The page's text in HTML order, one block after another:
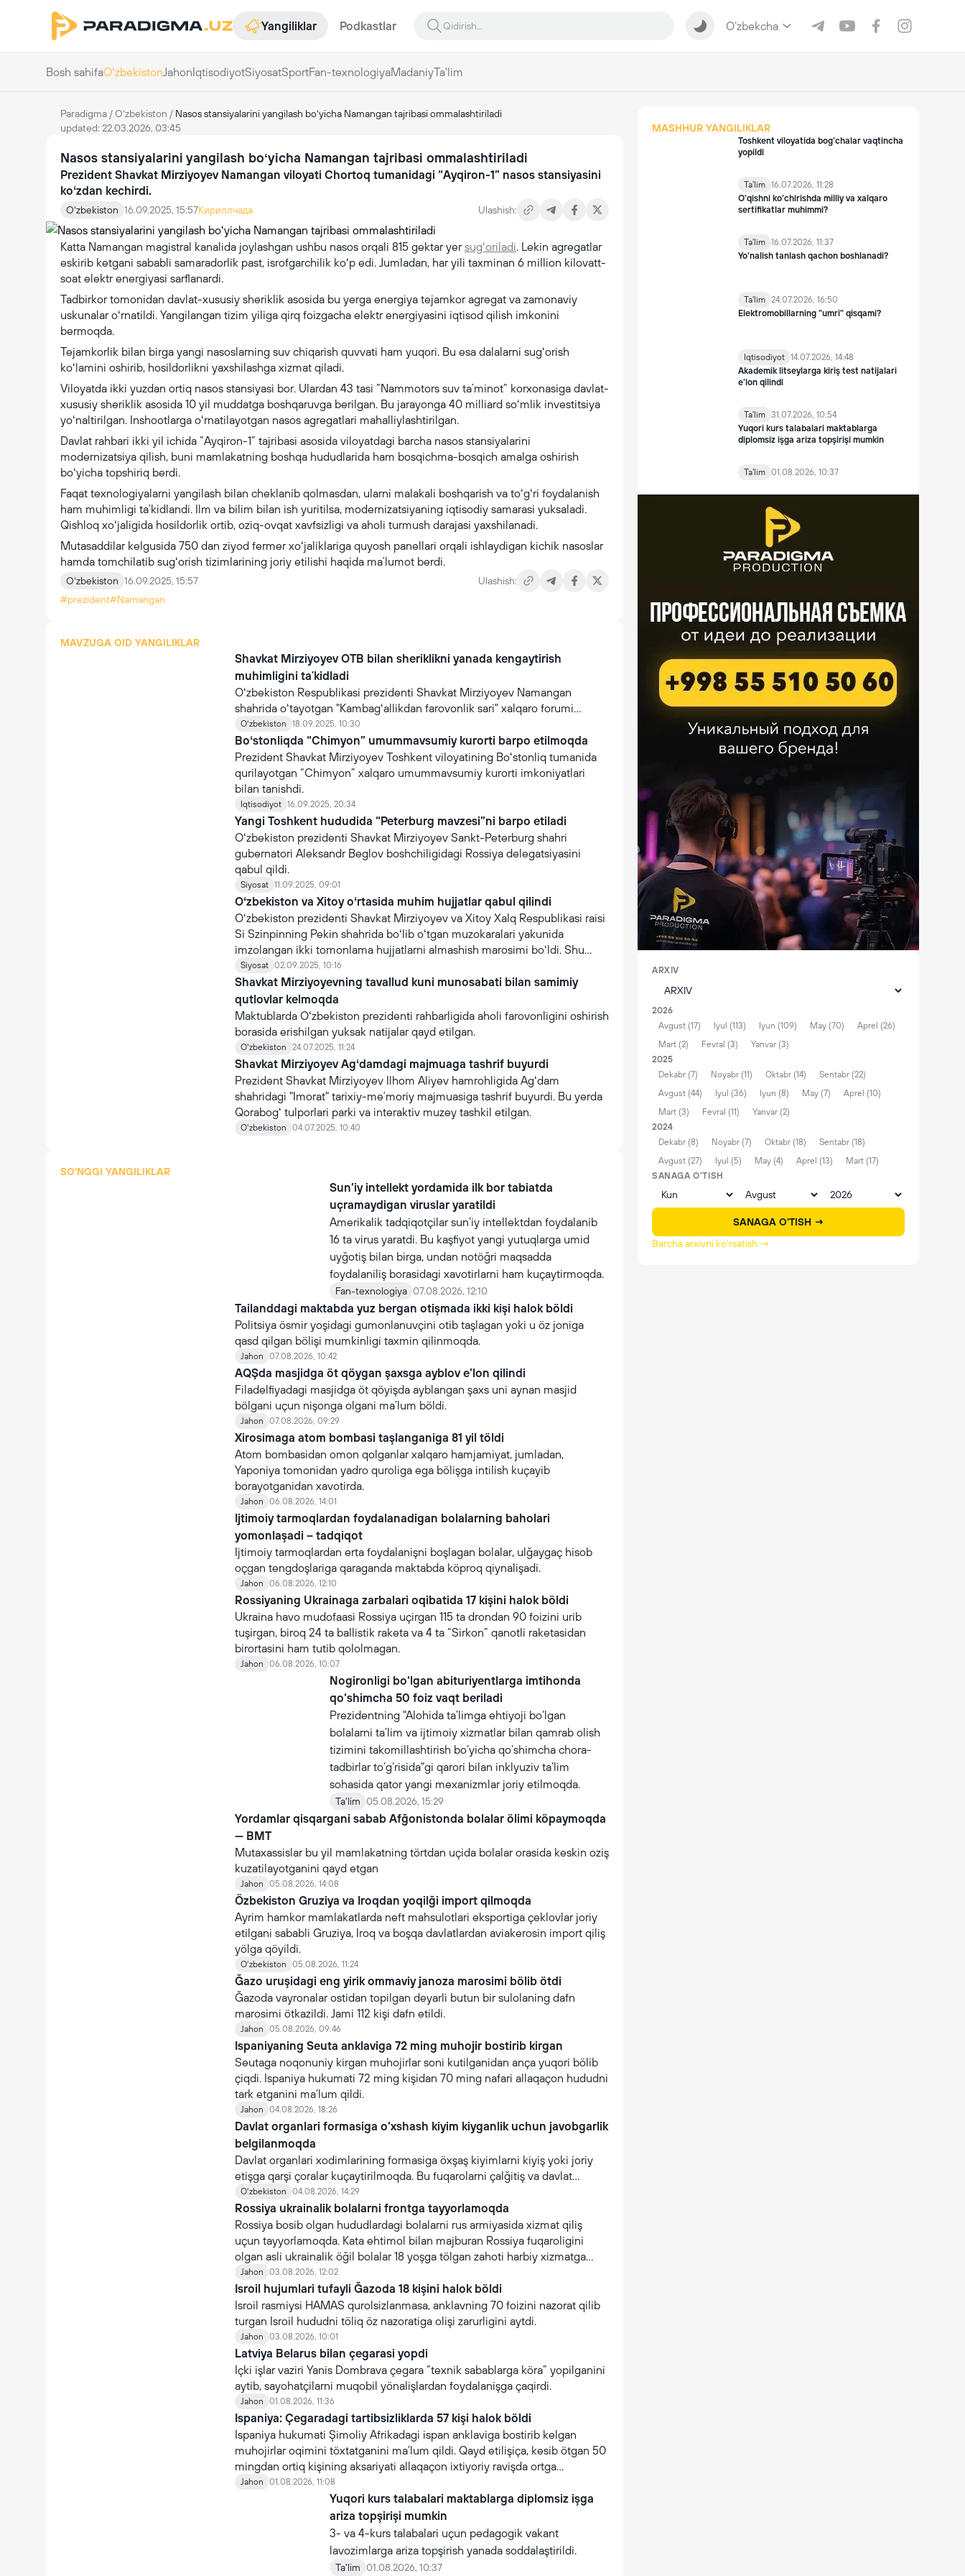
Yangiliklar Podkastlar O‘zbekcha
Bosh sahifaOʻzbekistonJahonIqtisodiyotSiyosatSportFan-texnologiyaMadaniyTa'lim
Paradigma /Oʻzbekiston / Nasos stansiyalarini yangilash boʻyicha Namangan tajribasi ommalashtiriladi
updated: 22.03.2026, 03:45
Nasos stansiyalarini yangilash boʻyicha Namangan tajribasi ommalashtiriladi
Prezident Shavkat Mirziyoyev Namangan viloyati Chortoq tumanidagi “Ayqiron-1” nasos stansiyasini
koʻzdan kechirdi.
Oʻzbekiston 16.09.2025, 15:57Кириллчада Ulashish:
Katta Namangan magistral kanalida joylashgan ushbu nasos orqali 815 gektar yersugʻoriladi. Lekin agregatlar
eskirib ketgani sababli samaradorlik past, isrofgarchilik koʻp edi. Jumladan, har yili taxminan 6 million kilovatt-
soat elektr energiyasi sarflanardi.
Tadbirkor tomonidan davlat-xususiy sheriklik asosida bu yerga energiya tejamkor agregat va zamonaviy
uskunalar oʻrnatildi. Yangilangan tizim yiliga qirq foizgacha elektr energiyasini iqtisod qilish imkonini
bermoqda.
Tejamkorlik bilan birga yangi nasoslarning suv chiqarish quvvati ham yuqori. Bu esa dalalarni sugʻorish
koʻlamini oshirib, hosildorlikni yaxshilashga xizmat qiladi.
Viloyatda ikki yuzdan ortiq nasos stansiyasi bor. Ulardan 43 tasi “Nammotors suv taʼminot” korxonasiga davlat-
xususiy sheriklik asosida 10 yil muddatga boshqaruvga berilgan. Bu jarayonga 40 milliard soʻmlik investitsiya
yoʻnaltirilgan. Inshootlarga oʻrnatilayotgan nasos agregatlari mahalliylashtirilgan.
Davlat rahbari ikki yil ichida “Ayqiron-1” tajribasi asosida viloyatdagi barcha nasos stansiyalarini
modernizatsiya qilish, buni mamlakatning boshqa hududlarida ham bosqichma-bosqich amalga oshirish
boʻyicha topshiriq berdi.
Faqat texnologiyalarni yangilash bilan cheklanib qolmasdan, ularni malakali boshqarish va toʻgʻri foydalanish
ham muhimligi taʼkidlandi. Ilm va bilim bilan ish yuritilsa, modernizatsiyaning iqtisodiy samarasi yuksaladi.
Qishloq xoʻjaligida hosildorlik ortib, oziq-ovqat xavfsizligi va aholi turmush darajasi yaxshilanadi.
Mutasaddilar kelgusida 750 dan ziyod fermer xoʻjaliklariga quyosh panellari orqali ishlaydigan kichik nasoslar
hamda tomchilatib sugʻorish tizimlarining joriy etilishi haqida maʼlumot berdi.
Oʻzbekiston 16.09.2025, 15:57
Ulashish:
#prezident#Namangan
MAVZUGA OID YANGILIKLAR
Shavkat Mirziyoyev OTB bilan sheriklikni yanada kengaytirish
muhimligini taʼkidladi
Oʻzbekiston Respublikasi prezidenti Shavkat Mirziyoyev Namangan
shahrida oʻtayotgan "Kambagʻallikdan farovonlik sari" xalqaro forumi
doirasida Osiyo taraqqiyot banki vitse-prezidenti Inmin Yangni qabul qildi.
Oʻzbekiston 18.09.2025, 10:30
Boʻstonliqda “Chimyon” umummavsumiy kurorti barpo etilmoqda
Prezident Shavkat Mirziyoyev Toshkent viloyatining Boʻstonliq tumanida
qurilayotgan “Chimyon” xalqaro umummavsumiy kurorti imkoniyatlari
bilan tanishdi.
Iqtisodiyot 16.09.2025, 20:34
Yangi Toshkent hududida “Peterburg mavzesi”ni barpo etiladi
Oʻzbekiston prezidenti Shavkat Mirziyoyev Sankt-Peterburg shahri
gubernatori Aleksandr Beglov boshchiligidagi Rossiya delegatsiyasini
qabul qildi.
Siyosat 11.09.2025, 09:01
Oʻzbekiston va Xitoy oʻrtasida muhim hujjatlar qabul qilindi
Oʻzbekiston prezidenti Shavkat Mirziyoyev va Xitoy Xalq Respublikasi raisi
Si Szinpinning Pekin shahrida boʻlib oʻtgan muzokaralari yakunida
imzolangan ikki tomonlama hujjatlarni almashish marosimi boʻldi. Shu
jumladan:
Siyosat 02.09.2025, 10:16
Shavkat Mirziyoyevning tavallud kuni munosabati bilan samimiy
qutlovlar kelmoqda
Maktublarda Oʻzbekiston prezidenti rahbarligida aholi farovonligini oshirish
borasida erishilgan yuksak natijalar qayd etilgan.
Oʻzbekiston 24.07.2025, 11:24
Shavkat Mirziyoyev Agʻdamdagi majmuaga tashrif buyurdi
Prezident Shavkat Mirziyoyev Ilhom Aliyev hamrohligida Agʻdam
shahridagi "Imorat" tarixiy-meʼmoriy majmuasiga tashrif buyurdi. Bu yerda
Qorabogʻ tulporlari parki va interaktiv muzey tashkil etilgan.
Oʻzbekiston 04.07.2025, 10:40
SO'NGGI YANGILIKLAR
Sun’iy intellekt yordamida ilk bor tabiatda
uçramaydigan viruslar yaratildi
Amerikalik tadqiqotçilar sun’iy intellektdan foydalanib
16 ta virus yaratdi. Bu kaşfiyot yangi yutuqlarga umid
uyğotiş bilan birga, undan notöğri maqsadda
foydalaniliş borasidagi xavotirlarni ham kuçaytirmoqda.
Fan-texnologiya 07.08.2026, 12:10
Tailanddagi maktabda yuz bergan otişmada ikki kişi halok böldi
Politsiya ösmir yoşidagi gumonlanuvçini otib taşlagan yoki u öz joniga
qasd qilgan bölişi mumkinligi taxmin qilinmoqda.
Jahon 07.08.2026, 10:42
AQŞda masjidga öt qöygan şaxsga ayblov e’lon qilindi
Filadelfiyadagi masjidga öt qöyişda ayblangan şaxs uni aynan masjid
bölgani uçun nişonga olgani ma’lum böldi.
Jahon 07.08.2026, 09:29
Xirosimaga atom bombasi taşlanganiga 81 yil töldi
Atom bombasidan omon qolganlar xalqaro hamjamiyat, jumladan,
Yaponiya tomonidan yadro quroliga ega bölişga intilish kuçayib
borayotganidan xavotirda.
Jahon 06.08.2026, 14:01
Ijtimoiy tarmoqlardan foydalanadigan bolalarning baholari
yomonlaşadi – tadqiqot
Ijtimoiy tarmoqlardan erta foydalanişni boşlagan bolalar, ulğaygaç hisob
oçgan tengdoşlariga qaraganda maktabda köproq qiynalişadi.
Jahon 06.08.2026, 12:10
Rossiyaning Ukrainaga zarbalari oqibatida 17 kişini halok böldi
Ukraina havo mudofaasi Rossiya uçirgan 115 ta drondan 90 foizini urib
tuşirgan, biroq 24 ta ballistik raketa va 4 ta “Sirkon” qanotli raketasidan
birortasini ham tutib qololmagan.
Jahon 06.08.2026, 10:07
Nogironligi bo‘lgan abituriyentlarga imtihonda
qo‘shimcha 50 foiz vaqt beriladi
Prezidentning "Alohida ta’limga ehtiyoji bo‘lgan
bolalarni ta’lim va ijtimoiy xizmatlar bilan qamrab olish
tizimini takomillashtirish bo‘yicha qo‘shimcha chora-
tadbirlar to‘g‘risida"gi qarori bilan inklyuziv ta’lim
sohasida qator yangi mexanizmlar joriy etilmoqda.
Ta'lim 05.08.2026, 15:29
Yordamlar qisqargani sabab Afğonistonda bolalar ölimi köpaymoqda
— BMT
Mutaxassislar bu yil mamlakatning törtdan uçida bolalar orasida keskin oziş
kuzatilayotganini qayd etgan
Jahon 05.08.2026, 14:08
Özbekiston Gruziya va Iroqdan yoqilği import qilmoqda
Ayrim hamkor mamlakatlarda neft mahsulotlari eksportiga çeklovlar joriy
etilgani sababli Gruziya, Iroq va boşqa davlatlardan aviakerosin import qiliş
yölga qöyildi.
Oʻzbekiston 05.08.2026, 11:24
Ğazo uruşidagi eng yirik ommaviy janoza marosimi bölib ötdi
Ğazoda vayronalar ostidan topilgan deyarli butun bir sulolaning dafn
marosimi ötkazildi. Jami 112 kişi dafn etildi.
Jahon 05.08.2026, 09:46
Ispaniyaning Seuta anklaviga 72 ming muhojir bostirib kirgan
Seutaga noqonuniy kirgan muhojirlar soni kutilganidan ança yuqori bölib
çiqdi. Ispaniya hukumati 72 ming kişidan 70 ming nafari allaqaçon hududni
tark etganini ma’lum qildi.
Jahon 04.08.2026, 18:26
Davlat organlari formasiga o‘xshash kiyim kiyganlik uchun javobgarlik
belgilanmoqda
Davlat organlari xodimlarining formasiga öxşaş kiyimlarni kiyiş yoki joriy
etişga qarşi çoralar kuçaytirilmoqda. Bu fuqarolarni çalğitiş va davlat
organlari nomidan işonçning suiiste’mol qilinişini oldini olişga qaratilgan.
Oʻzbekiston 04.08.2026, 14:29
Rossiya ukrainalik bolalarni frontga tayyorlamoqda
Rossiya bosib olgan hududlardagi bolalarni rus armiyasida xizmat qiliş
uçun tayyorlamoqda. Kata ehtimol bilan majburan Rossiya fuqaroligini
olgan asli ukrainalik öğil bolalar 18 yoşga tölgan zahoti harbiy xizmatga
çaqiriladi.
Jahon 03.08.2026, 12:02
Isroil hujumlari tufayli Ğazoda 18 kişini halok böldi
Isroil rasmiysi HAMAS qurolsizlanmasa, anklavning 70 foizini nazorat qilib
turgan Isroil hududni töliq öz nazoratiga olişi zarurligini aytdi.
Jahon 03.08.2026, 10:01
Latviya Belarus bilan çegarasi yopdi
Içki işlar vaziri Yanis Dombrava çegara “texnik sabablarga köra” yopilganini
aytib, sayohatçilarni muqobil yönalişlardan foydalanişga çaqirdi.
Jahon 01.08.2026, 11:36
Ispaniya: Çegaradagi tartibsizliklarda 57 kişi halok böldi
Ispaniya hukumati Şimoliy Afrikadagi ispan anklaviga bostirib kelgan
muhojirlar oqimini töxtatganini ma’lum qildi. Qayd etilişiça, kesib ötgan 50
mingdan ortiq kişining aksariyati allaqaçon ixtiyoriy ravişda ortga
qaytmoqda.
Jahon 01.08.2026, 11:08
Yuqori kurs talabalari maktablarga diplomsiz işga
ariza topşirişi mumkin
3- va 4-kurs talabalari uçun pedagogik vakant
lavozimlarga ariza topşirish yanada soddalaştirildi.
Ta'lim 01.08.2026, 10:37
MASHHUR YANGILIKLAR
Toshkent viloyatida bog‘chalar vaqtincha
yopildi
Ta'lim 16.07.2026, 11:28
O‘qishni ko‘chirishda milliy va xalqaro
sertifikatlar muhimmi?
Ta'lim 16.07.2026, 11:37
Yo’nalish tanlash qachon boshlanadi?
Ta'lim 24.07.2026, 16:50
Elektromobillarning "umri" qisqami?
Iqtisodiyot 14.07.2026, 14:48
Akademik litseylarga kiriş test natijalari
e'lon qilindi
Ta'lim 31.07.2026, 10:54
Yuqori kurs talabalari maktablarga
diplomsiz işga ariza topşirişi mumkin
Ta'lim 01.08.2026, 10:37
ARXIV
2026
Avgust (17)
Iyul (113) Iyun (109) May (70)
Aprel (26)
Mart (2)
Fevral (3)
Yanvar (3)
2025
Dekabr (7)
Noyabr (11) Oktabr (14)
Sentabr (22)
Avgust (44)
Iyul (36) Iyun (8) May (7)
Aprel (10)
Mart (3)
Fevral (11)
Yanvar (2)
2024
Dekabr (8)
Noyabr (7) Oktabr (18)
Sentabr (18)
Avgust (27)
Iyul (5) May (4) Aprel (13)
Mart (17)
SANAGA O'TISH
SANAGA O'TISH →
Barcha arxivni ko'rsatish →